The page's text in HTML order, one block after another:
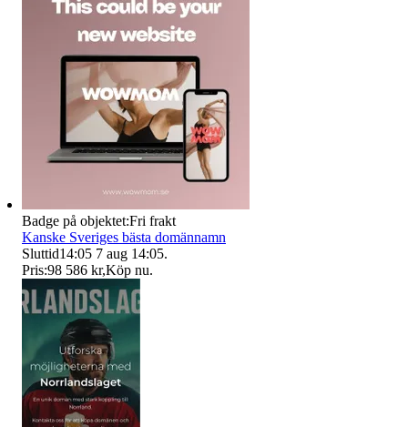
Badge på objektet:Fri frakt
Kanske Sveriges bästa domännamn
Sluttid14:05 7 aug 14:05.
Pris:98 586 kr,Köp nu.